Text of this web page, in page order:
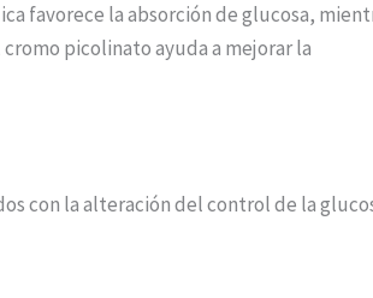
favorece la absorción de glucosa,
picolinato ayuda a mejorar la
con la alteración del control de la